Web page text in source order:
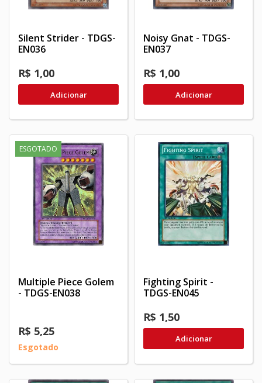
Silent Strider - TDGS-
EN036
R$ 1,00
Adicionar
Noisy Gnat - TDGS-
EN037
R$ 1,00
Adicionar
ESGOTADO
Multiple Piece Golem
- TDGS-EN038
R$ 5,25
Esgotado
Fighting Spirit -
TDGS-EN045
R$ 1,50
Adicionar